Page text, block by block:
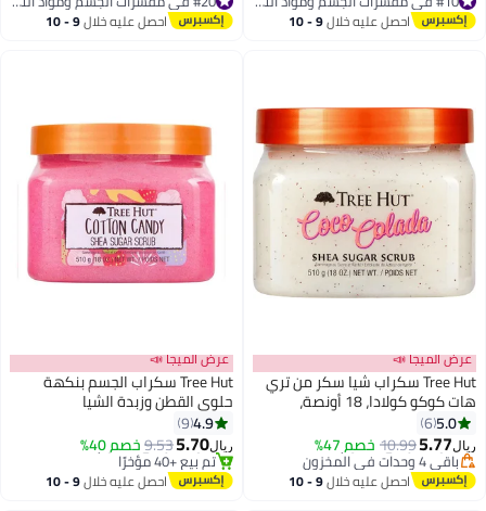
النتوءات والشعر النامي تحت الجلد |
30 غرام
احصل عليه خلال 9 - 10
اغسطس
احصل عليه خلال 9 - 10
اغسطس
عرض الميجا 📣
Tree Hut سكراب شيا سكر من تري
هات كوكو كولادا، 18 أونصة،
سكراب مرطب ومقشر فائق للعناية
الأساسية بالجسم
5.0
6
ريال5.77
10.99خصم 47%
أقل سعر في 30 يوم
باقي 4 وحدات في المخزون
تم بيع +40 مؤخرًا
احصل عليه خلال 9 - 10
عرض الميجا 📣
Tree Hut سكراب الجسم بنكهة
حلوى القطن وزبدة الشيا
4.9
9
ريال5.70
9.53خصم 40%
أقل سعر في 30 يوم
تم بيع +40 مؤخرًا
احصل عليه خلال 9 - 10